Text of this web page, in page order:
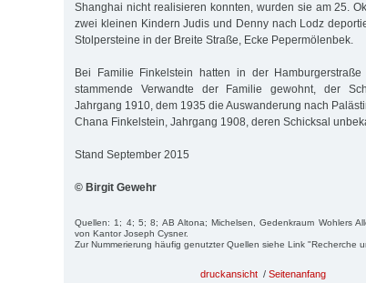
Shanghai nicht realisieren konnten, wurden sie am 25.
zwei kleinen Kindern Judis und Denny nach Lodz
Stolpersteine in der Breite Straße, Ecke Pepermölenbek.
Bei Familie Finkelstein hatten in der
stammende Verwandte der Familie gewohnt, der
Jahrgang 1910, dem 1935 die Auswanderung nach
Chana Finkelstein, Jahrgang 1908, deren Schicksal
Stand September 2015
© Birgit Gewehr
Quellen: 1; 4; 5; 8; AB Altona; Michelsen, Gedenkraum Wohlers
von Kantor Joseph Cysner.
Zur Nummerierung häufig genutzter Quellen siehe Link "Recherche
druckansicht / Seitenanfang